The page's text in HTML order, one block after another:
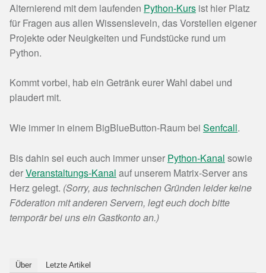
Alternierend mit dem laufenden Python-Kurs ist hier Platz
für Fragen aus allen Wissensleveln, das Vorstellen eigener
Projekte oder Neuigkeiten und Fundstücke rund um
Python.
Kommt vorbei, hab ein Getränk eurer Wahl dabei und
plaudert mit.
Wie immer in einem BigBlueButton-Raum bei Senfcall.
Bis dahin sei euch auch immer unser Python-Kanal sowie
derVeranstaltungs-Kanal auf unserem Matrix-Server ans
Herz gelegt. (Sorry, aus technischen Gründen leider keine
Föderation mit anderen Servern, legt euch doch bitte
temporär bei uns ein Gastkonto an.)
Über Letzte Artikel